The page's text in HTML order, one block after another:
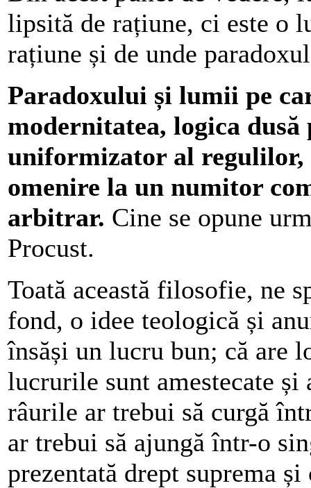
lipsită de rațiune, ci este o
rațiune și de unde
Paradoxului și lumii pe
modernitatea, logica
uniformizator al regulilor,
omenire la un numitor
arbitrar. Cine se opune
Procust.
Toată această filosofie, ne
fond, o idee teologică și
însăși un lucru bun; că are
lucrurile sunt amestecate
râurile ar trebui să curgă
ar trebui să ajungă într-o
prezentată drept suprema